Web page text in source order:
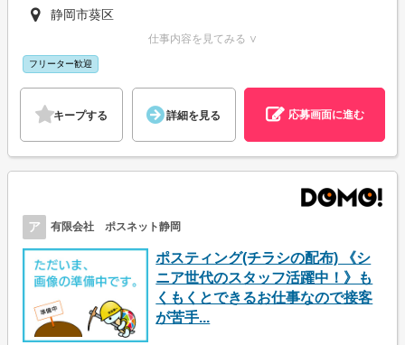
静岡市葵区
仕事内容を見てみる ∨
フリーター歓迎
キープする 詳細を見る 応募画面に進む
ア 有限会社 ポスネット静岡
ポスティング(チラシの配布) 《シ
ニア世代のスタッフ活躍中！》も
くもくとできるお仕事なので接客
が苦手...